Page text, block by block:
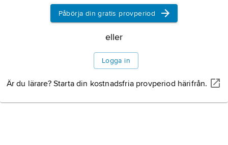
Information om artikeln
Påbörja din gratis provperiod
eller
Logga in
Är du lärare? Starta din kostnadsfria provperiod härifrån.